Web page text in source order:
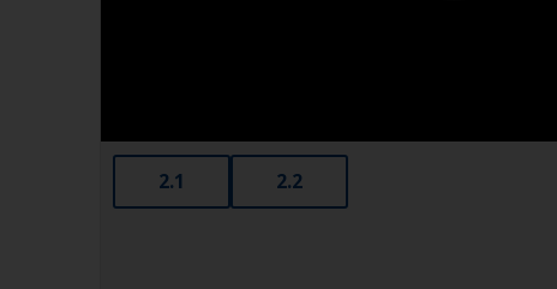
2.1 2.2